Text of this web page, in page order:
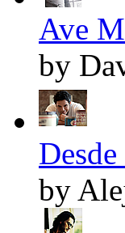
Ave
by
by